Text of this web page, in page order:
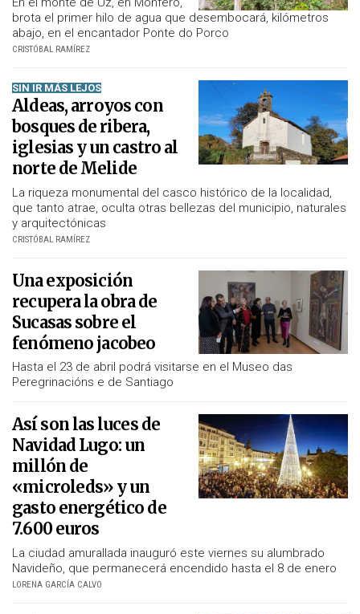
brota el primer hilo de agua que desembocará, kilómetros
abajo, en el encantador Ponte do Porco
CRISTÓBAL RAMÍREZ
SIN IR MÁS LEJOS
Aldeas, arroyos con
bosques de ribera,
iglesias y un castro al
norte de Melide
La riqueza monumental del casco histórico de la localidad,
que tanto atrae, oculta otras bellezas del municipio, naturales
y arquitectónicas
CRISTÓBAL RAMÍREZ
Una exposición
recupera la obra de
Sucasas sobre el
fenómeno jacobeo
Hasta el 23 de abril podrá visitarse en el Museo das
Peregrinacións e de Santiago
Así son las luces de
Navidad Lugo: un
millón de
«microleds» y un
gasto energético de
7.600 euros
La ciudad amurallada inauguró este viernes su alumbrado
Navideño, que permanecerá encendido hasta el 8 de enero
LORENA GARCÍA CALVO